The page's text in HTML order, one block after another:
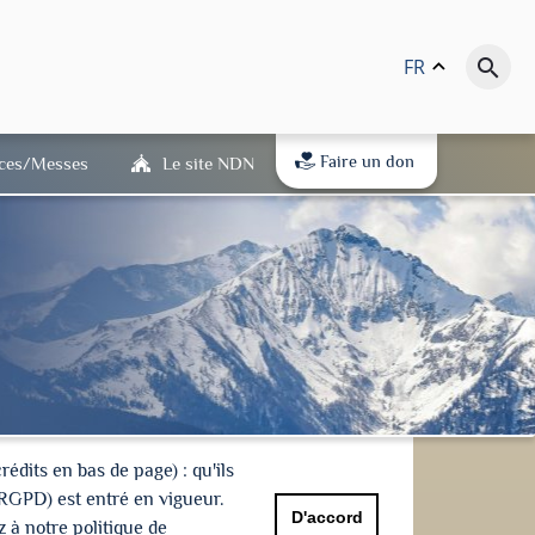
FR keyboard_arrow_up search
Messes Le site NDN Faire un don
en bas de page) : qu'ils
est entré en vigueur.
à notre politique de
D'accord